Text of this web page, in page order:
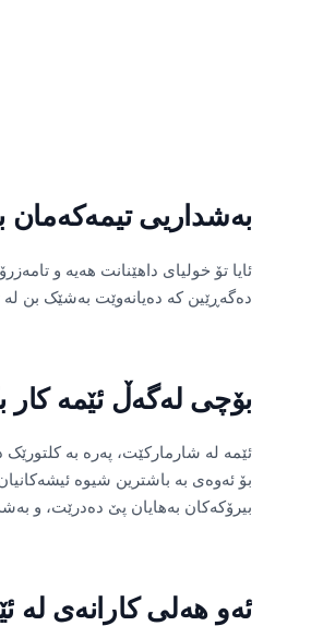
بەشداریی
ئایا تۆ خولیای داهێنانت هەیە و
دەگەڕێین کە دەیانەوێت بەشێک بن
بۆچی لەگەڵ ئێمە کار
ئێمە لە شارمارکێت، پەرە بە
بۆ ئەوەی بە باشترین شیوە
بیرۆکەکان بەهایان پێ دەدرێت، و
ئەو هەلی کارانەی لە